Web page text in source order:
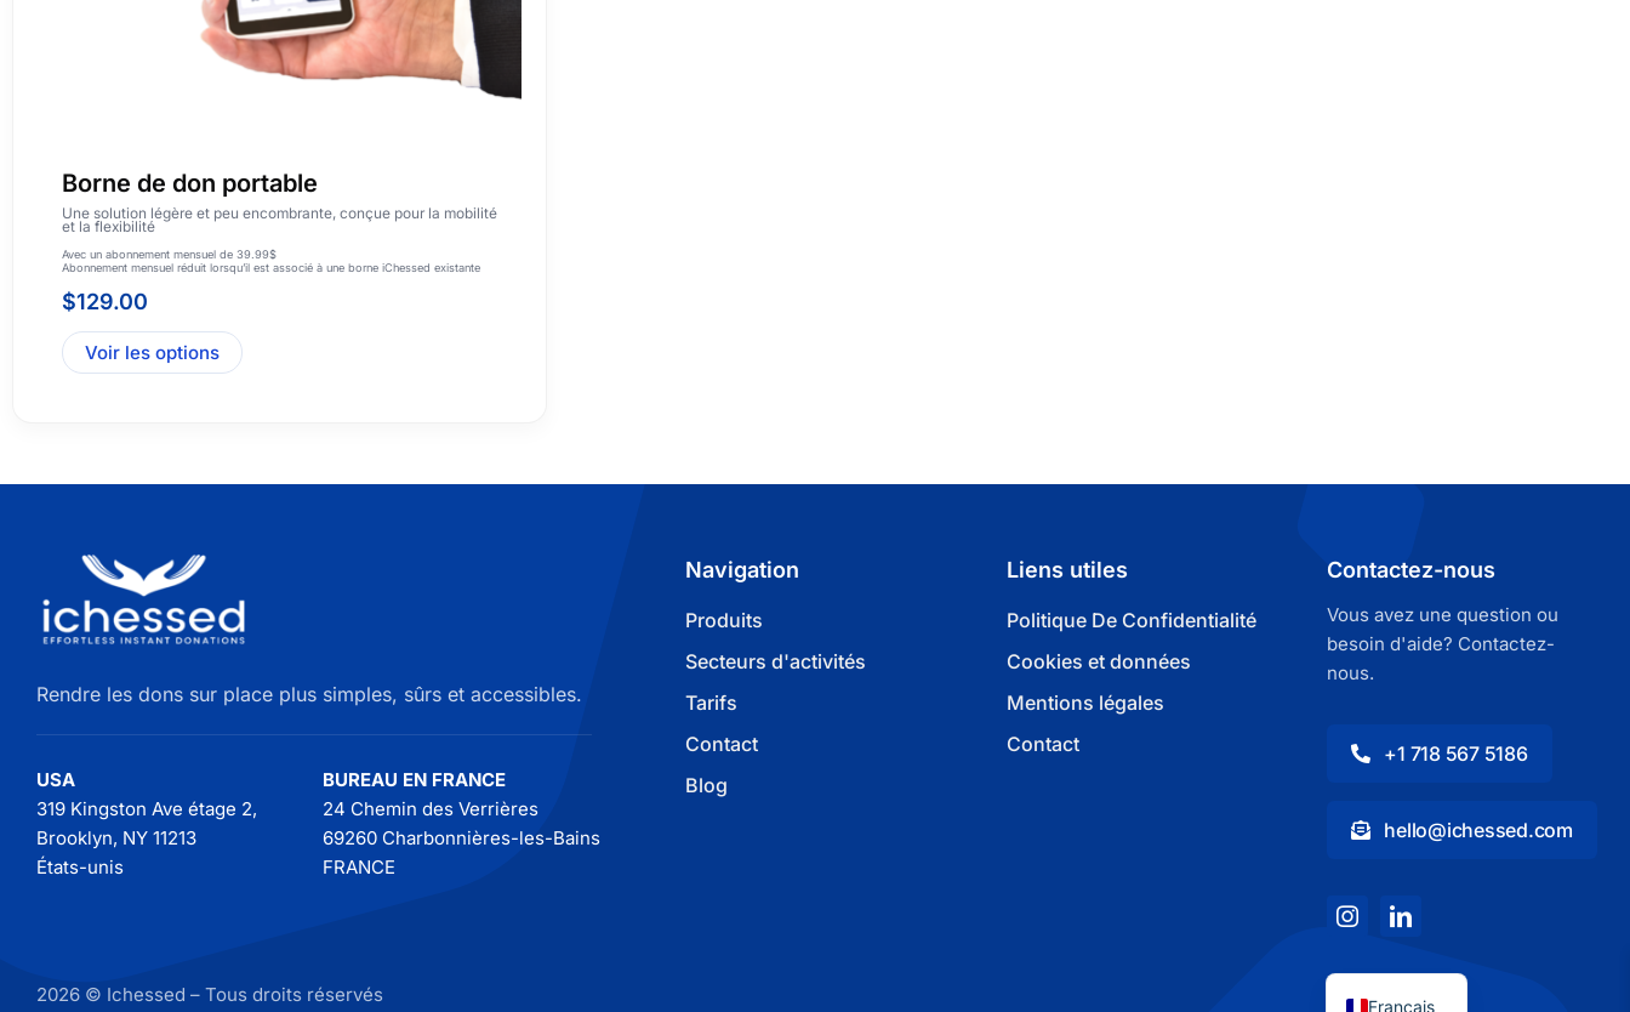
Borne de don portable
Une solution légère et peu encombrante, conçue pour la mobilité
et la flexibilité
Avec un abonnement mensuel de 39.99$
Abonnement mensuel réduit lorsqu’il est associé à une borne iChessed existante
$129.00
Voir les options
Rendre les dons sur place plus simples, sûrs et accessibles.
USA
319 Kingston Ave étage 2,
Brooklyn, NY 11213
États-unis
BUREAU EN FRANCE
24 Chemin des Verrières
69260 Charbonnières-les-Bains
FRANCE
Navigation
Produits
Secteurs d'activités
Tarifs
Contact
Blog
Liens utiles
Politique De Confidentialité
Cookies et données
Mentions légales
Contact
Contactez-nous
Vous avez une question ou
besoin d'aide? Contactez-
nous.
+1 718 567 5186
hello@ichessed.com
2026 © Ichessed – Tous droits réservés Français
עִבְרִית